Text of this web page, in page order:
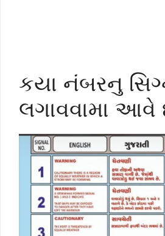
કયા નંબરનુ
લગાવવામા આવે